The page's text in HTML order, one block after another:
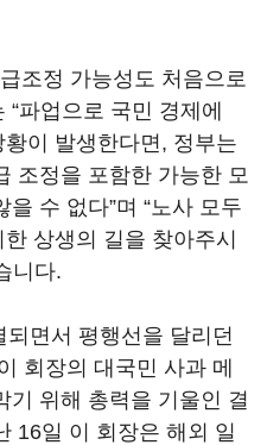
조정 가능성도 처음으로
파업으로 국민 경제에
이 발생한다면, 정부는
조정을 포함한 가능한 모
수 없다”며 “노사 모두
상생의 길을 찾아주시
니다.
면서 평행선을 달리던
회장의 대국민 사과 메
기 위해 총력을 기울인 결
16일 이 회장은 해외 일